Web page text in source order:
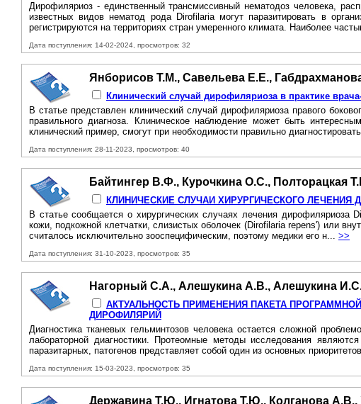
Дирофиляриоз - единственный трансмиссивный нематодоз человека,
известных видов нематод рода Dirofilaria могут паразитировать в
регистрируются на территориях стран умеренного климата. Наиболее
Дата поступления: 14-02-2024, просмотров: 32
Янборисов Т.М., Савельева Е.Е.,
Клинический случай дирофиляриоза в практике
В статье представлен клинический случай дирофиляриоза правого
правильного диагноза. Клиническое наблюдение может быть
клинический пример, смогут при необходимости правильно
Дата поступления: 28-11-2023, просмотров: 40
Байтингер В.Ф., Курочкина О.С., Полторацкая
КЛИНИЧЕСКИЕ СЛУЧАИ ХИРУРГИЧЕСКОГО
В статье сообщается о хирургических случаях лечения
кожи, подкожной клетчатки, слизистых оболочек (Dirofilaria repens') или
считалось исключительно зооспецифическим, поэтому медики его н... >>
Дата поступления: 31-10-2023, просмотров: 35
Нагорный С.А., Алешукина А.В., Алешукина
АКТУАЛЬНОСТЬ ПРИМЕНЕНИЯ ПАКЕТА
ДИРОФИЛЯРИЙ
Диагностика тканевых гельминтозов человека остается сложной
лабораторной диагностики. Протеомные методы исследования
паразитарных, патогенов представляет собой один из основных
Дата поступления: 15-03-2023, просмотров: 35
Державина Т.Ю., Игнатова Т.Ю., Колганова